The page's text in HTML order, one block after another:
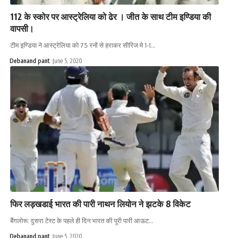
112 के स्कोर पर आस्ट्रेलिया को ढेर । जीत के साथ टीम इण्डिया की
वापसी।
टीम इण्डिया ने आस्ट्रेलिया को 75 रनों से हराकर सीरिज मे 1-1…
Debanand pant June 5, 2020
फिर लड़खडाई भारत की पारी नाथन लियोन ने झटके 8 विकेट
बैंगलोरू: दुसरा टेस्ट के पहले ही दिन भारत की पूरी पारी आऊट…
Debanand pant June 5, 2020